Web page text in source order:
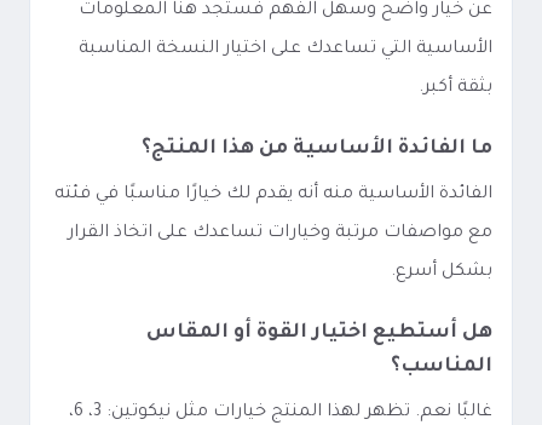
عن خيار واضح وسهل الفهم فستجد هنا المعلومات
الأساسية التي تساعدك على اختيار النسخة المناسبة
بثقة أكبر.
ما الفائدة الأساسية من هذا المنتج؟
الفائدة الأساسية منه أنه يقدم لك خيارًا مناسبًا في فئته
مع مواصفات مرتبة وخيارات تساعدك على اتخاذ القرار
بشكل أسرع.
هل أستطيع اختيار القوة أو المقاس
المناسب؟
غالبًا نعم. تظهر لهذا المنتج خيارات مثل نيكوتين: 3، 6،